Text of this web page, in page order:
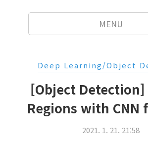
MENU
Deep Learning/Object
[Object Detection]
Regions with CNN
2021. 1. 21. 21:58